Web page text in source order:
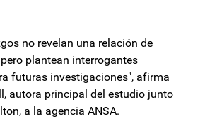
no revelan una relación de
plantean interrogantes
futuras investigaciones", afirma
autora principal del estudio junto
a la agencia ANSA.